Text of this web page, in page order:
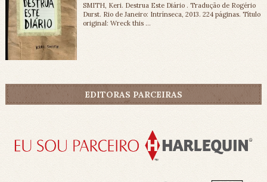
SMITH, Keri. Destrua Este Diário . Tradução de Rogério
Durst. Rio de Janeiro: Intrínseca, 2013. 224 páginas. Título
original: Wreck this ...
EDITORAS PARCEIRAS